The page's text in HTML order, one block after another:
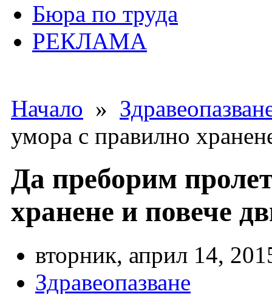
Бюра по труда
РЕКЛАМА
Начало »
умора с правилно
Да преборим
хранене и повече
вторник, април 14,
Здравеопазване